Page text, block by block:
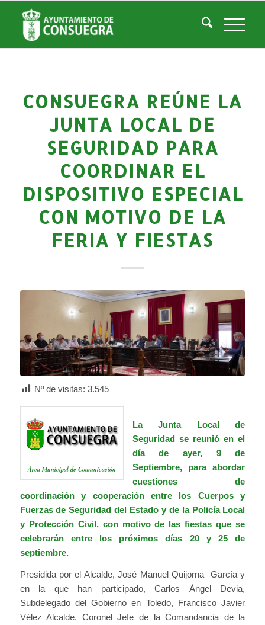
Noticias
Usted está aquí: Inicio / Noticias Cultura /
Actividades culturales y educativas
CONSUEGRA REÚNE LA
JUNTA LOCAL DE
SEGURIDAD PARA
COORDINAR EL
DISPOSITIVO ESPECIAL
CON MOTIVO DE LA
FERIA Y FIESTAS
Nº de visitas: 3.545
Área Municipal de Comunicación
La Junta Local de
Seguridad se reunió en el
día de ayer, 9 de
Septiembre, para abordar
cuestiones de
coordinación y cooperación entre los Cuerpos y
Fuerzas de Seguridad del Estado y de la Policía Local
y Protección Civil, con motivo de las fiestas que se
celebrarán entre los próximos días 20 y 25 de
septiembre.
Presidida por el Alcalde, José Manuel Quijorna García y
en la que han participado, Carlos Ángel Devia,
Subdelegado del Gobierno en Toledo, Francisco Javier
Vélez Alcalde, Coronel Jefe de la Comandancia de la